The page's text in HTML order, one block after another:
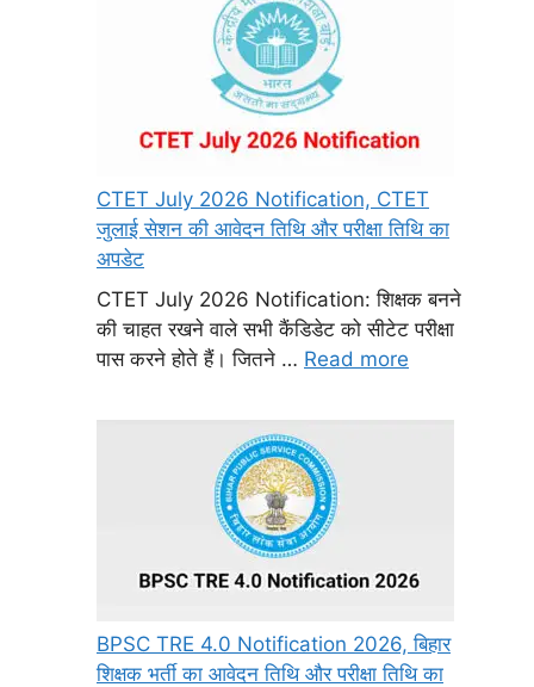
CTET July 2026 Notification, CTET
जुलाई सेशन की आवेदन तिथि और परीक्षा तिथि का
अपडेट
CTET July 2026 Notification: शिक्षक बनने
की चाहत रखने वाले सभी कैंडिडेट को सीटेट परीक्षा
पास करने होते हैं। जितने … Read more
BPSC TRE 4.0 Notification 2026, बिहार
शिक्षक भर्ती का आवेदन तिथि और परीक्षा तिथि का